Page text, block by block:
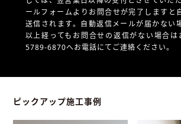
ールフォームよりお問合せが完了しますと
送信されます。自動返信メールが届かない
以上経ってもお問合せの返信がない場合
5789-6870へお電話にてご連絡ください。
ピックアップ施工事例